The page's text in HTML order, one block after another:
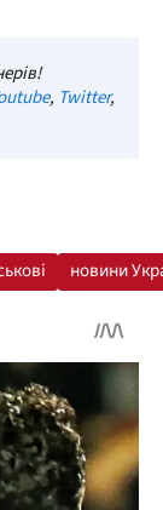
, Twitter,
новини